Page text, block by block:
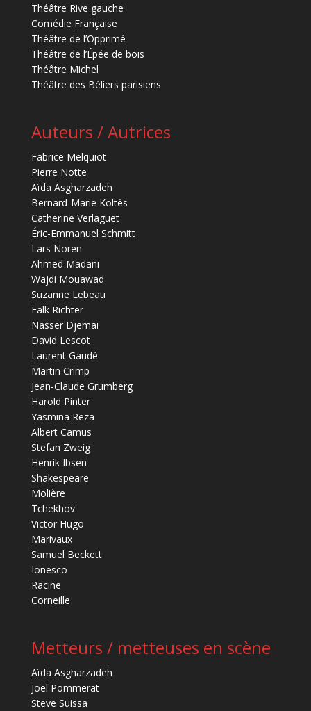
Théâtre Rive gauche
Comédie Française
Théâtre de l’Opprimé
Théâtre de l’Épée de bois
Théâtre Michel
Théâtre des Béliers parisiens
Auteurs / Autrices
Fabrice Melquiot
Pierre Notte
Aïda Asgharzadeh
Bernard-Marie Koltès
Catherine Verlaguet
Éric-Emmanuel Schmitt
Lars Noren
Ahmed Madani
Wajdi Mouawad
Suzanne Lebeau
Falk Richter
Nasser Djemaï
David Lescot
Laurent Gaudé
Martin Crimp
Jean-Claude Grumberg
Harold Pinter
Yasmina Reza
Albert Camus
Stefan Zweig
Henrik Ibsen
Shakespeare
Molière
Tchekhov
Victor Hugo
Marivaux
Samuel Beckett
Ionesco
Racine
Corneille
Metteurs / metteuses en scène
Aïda Asgharzadeh
Joël Pommerat
Steve Suissa